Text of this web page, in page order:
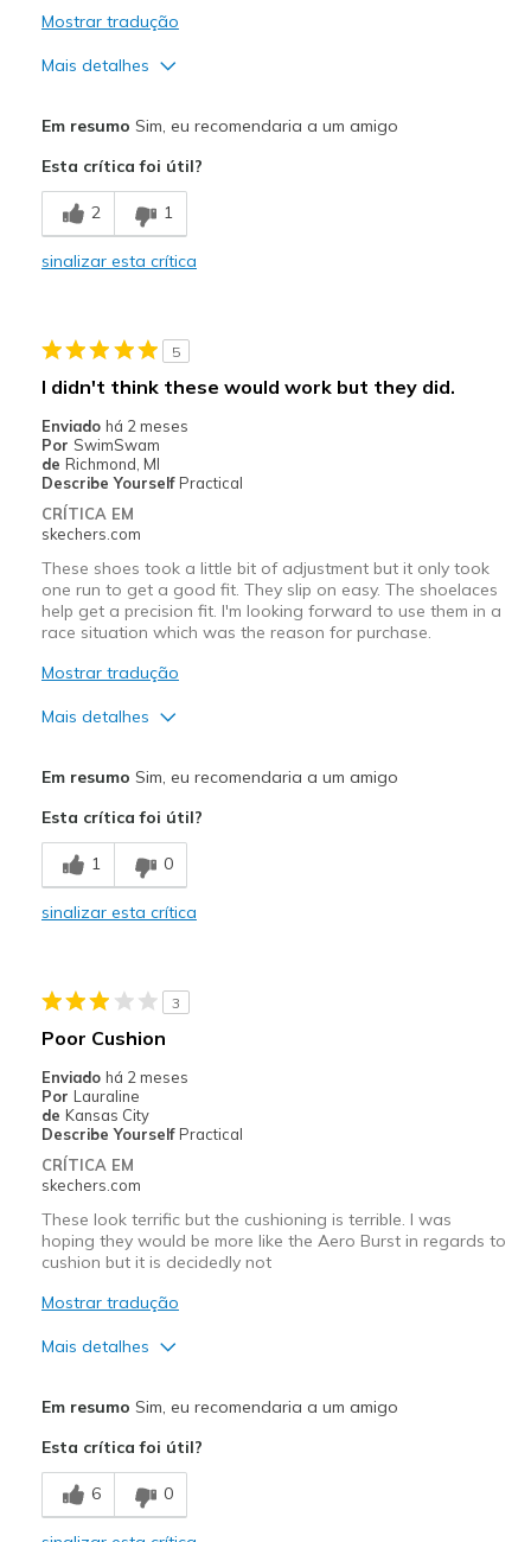
Mostrar tradução
Mais detalhes
Melhores utilizações
walking
View On Shoes
I'm Into Shoes
Em resumo Sim, eu recomendaria a um amigo
Esta crítica foi útil?
2 1
sinalizar esta crítica
5
I didn't think these would work but they did.
Enviado há 2 meses
Por SwimSwam
de Richmond, MI
Describe Yourself Practical
CRÍTICA EM
skechers.com
These shoes took a little bit of adjustment but it only took
one run to get a good fit. They slip on easy. The shoelaces
help get a precision fit. I'm looking forward to use them in a
race situation which was the reason for purchase.
Mostrar tradução
Mais detalhes
Comfortable
Durable
View On Shoes
Em resumo Sim, eu recomendaria a um amigo
Esta crítica foi útil?
1 0
sinalizar esta crítica
3
Poor Cushion
Enviado há 2 meses
Por Lauraline
de Kansas City
Describe Yourself Practical
CRÍTICA EM
skechers.com
These look terrific but the cushioning is terrible. I was
hoping they would be more like the Aero Burst in regards to
cushion but it is decidedly not
Mostrar tradução
Mais detalhes
Stylish
Contras
Em resumo Sim, eu recomendaria a um amigo
Esta crítica foi útil?
6 0